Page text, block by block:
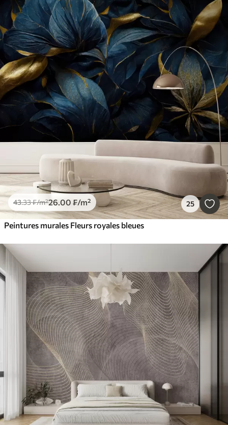
43.33₣/m²26.00 ₣/m² 25
Peintures murales Fleurs royales bleues